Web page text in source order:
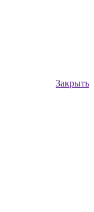
Закрыть